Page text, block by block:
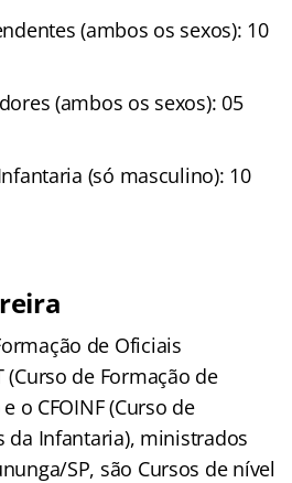
(ambos os sexos): 10
(ambos os sexos): 05
(só masculino): 10
de Oficiais
(Curso de Formação de
o CFOINF (Curso de
da Infantaria), ministrados
SP, são Cursos de nível